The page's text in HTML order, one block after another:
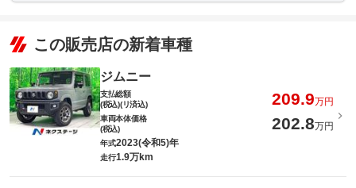
この販売店の新着車種
ジムニー
支払総額
(税込)(リ済込)
209.9万円
車両本体価格
(税込)
202.8万円
年式2023(令和5)年
走行1.9万km